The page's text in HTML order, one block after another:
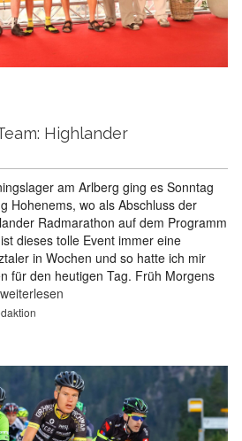
Highlander
am Arlberg ging es Sonntag
Hohenems, wo als Abschluss der
Radmarathon auf dem Programm
dieses tolle Event immer eine
in Wochen und so hatte ich mir
für den heutigen Tag. Früh Morgens
weiterlesen